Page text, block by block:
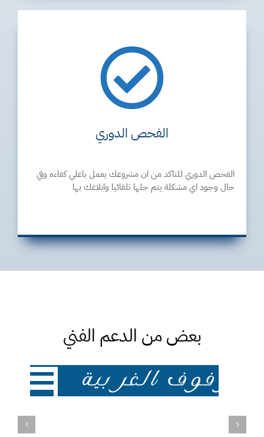
الفحص الدوري
الفحص الدوري للتاكد من ان مشروعك يعمل باعلي كفاءه وفي
حال وجود اي مشكلة يتم حلها تلقائيا وابلاغك بها
بعض من الدعم الفني